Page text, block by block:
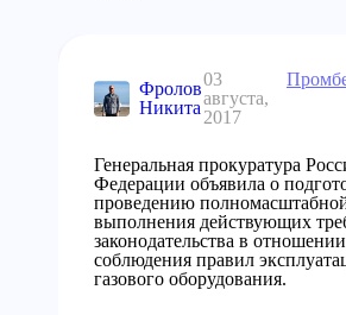
Фролов
Никита
03
августа,
2017
Генеральная прокуратура
Федерации объявила о
проведению
выполнения действующих
законодательства в отношении
соблюдения правил
газового оборудования.